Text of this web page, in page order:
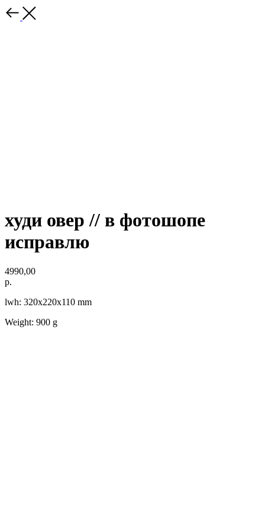
худи овер // в фотошопе
исправлю
4990,00
р.
lwh: 320x220x110 mm
Weight: 900 g